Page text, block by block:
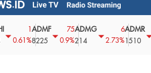
ADMF
8225
75
0.9%
ADMG
214
2.73%
ADMR
1510
60
3.82%